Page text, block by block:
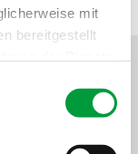
mit
bereitgestellt